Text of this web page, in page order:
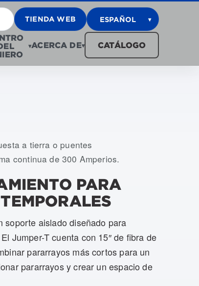
TIENDA WEB ESPAÑOL ▾
▾ACERCA DE▾ CATÁLOGO
a tierra o puentes
continua de 300 Amperios.
PARA
soporte aislado diseñado para
Jumper-T cuenta con 15″ de fibra de
pararrayos más cortos para un
pararrayos y crear un espacio de